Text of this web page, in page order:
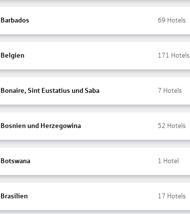
Barbados 69 Hotels
Belgien 171 Hotels
Bonaire, Sint Eustatius und Saba 7 Hotels
Bosnien und Herzegowina 52 Hotels
Botswana 1 Hotel
Brasilien 17 Hotels